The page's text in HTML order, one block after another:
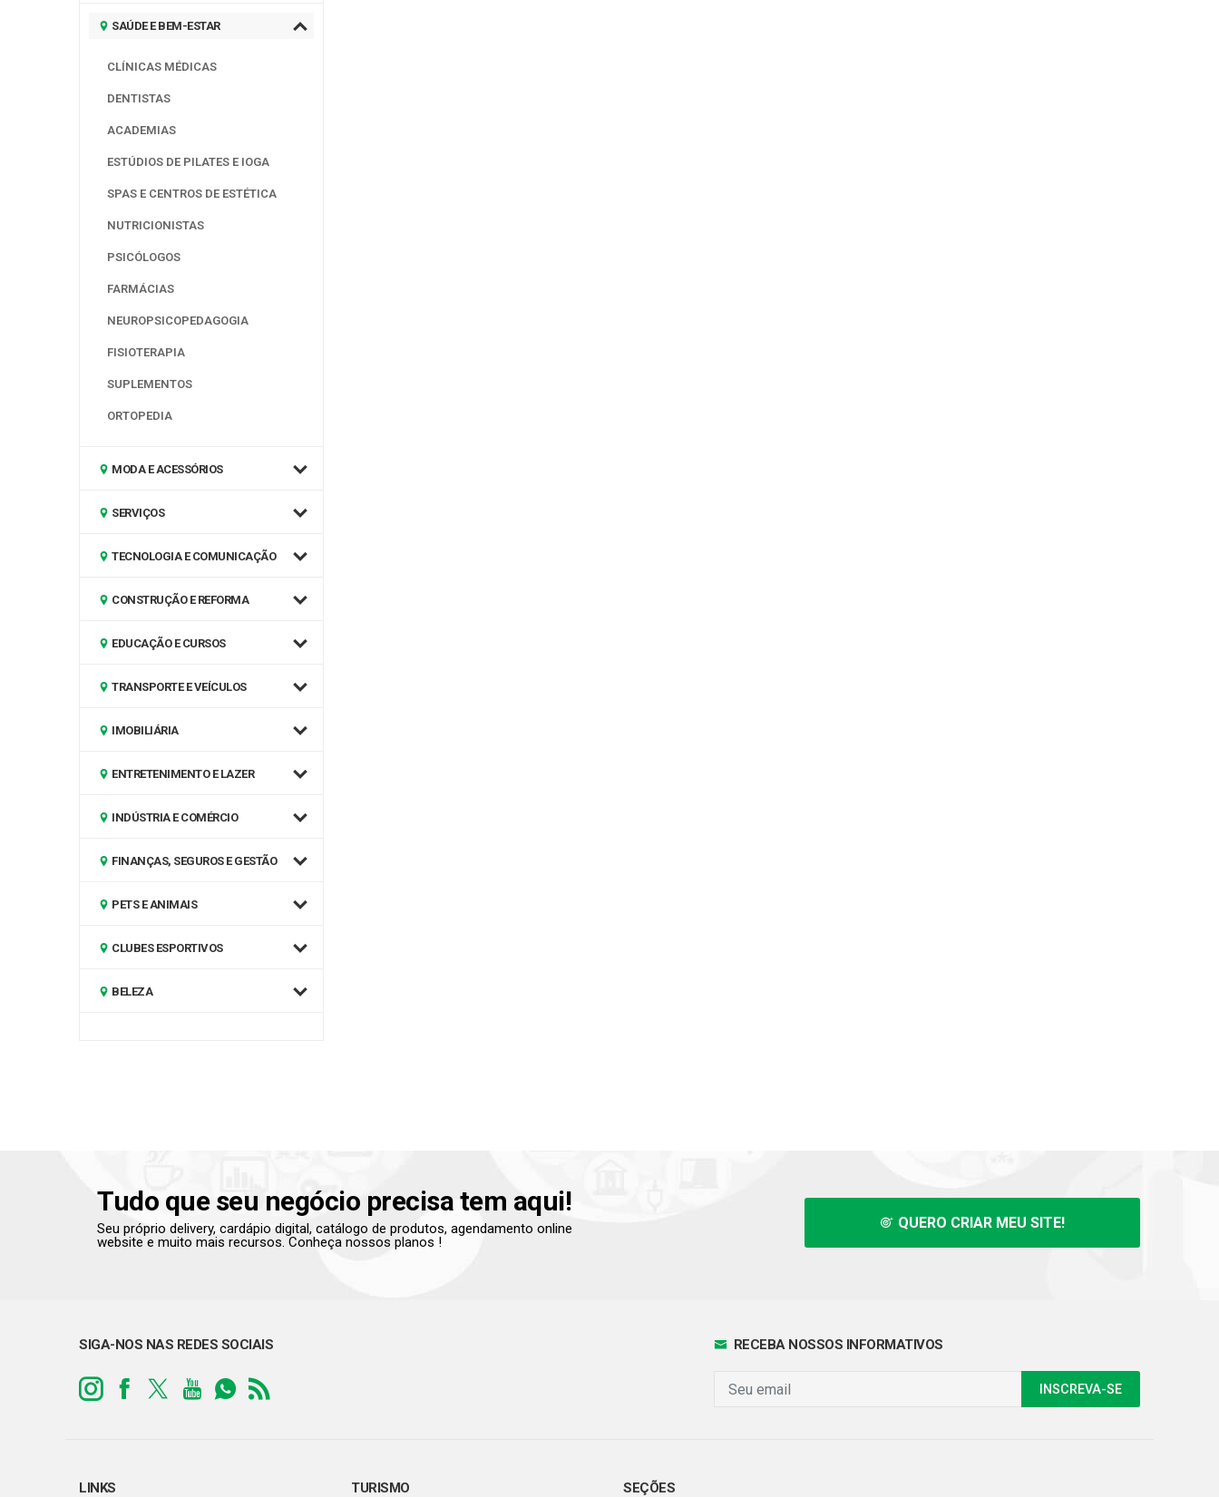
SAÚDE E BEM-ESTAR
CLÍNICAS MÉDICAS
DENTISTAS
ACADEMIAS
ESTÚDIOS DE PILATES E IOGA
SPAS E CENTROS DE ESTÉTICA
NUTRICIONISTAS
PSICÓLOGOS
FARMÁCIAS
NEUROPSICOPEDAGOGIA
FISIOTERAPIA
SUPLEMENTOS
ORTOPEDIA
MODA E ACESSÓRIOS
SERVIÇOS
TECNOLOGIA E COMUNICAÇÃO
CONSTRUÇÃO E REFORMA
EDUCAÇÃO E CURSOS
TRANSPORTE E VEÍCULOS
IMOBILIÁRIA
ENTRETENIMENTO E LAZER
INDÚSTRIA E COMÉRCIO
FINANÇAS, SEGUROS E GESTÃO
PETS E ANIMAIS
CLUBES ESPORTIVOS
BELEZA
Tudo que seu negócio precisa tem aqui!
Seu próprio delivery, cardápio digital, catálogo de produtos, agendamento online
website e muito mais recursos. Conheça nossos planos !
QUERO CRIAR MEU SITE!
SIGA-NOS NAS REDES SOCIAIS RECEBA NOSSOS INFORMATIVOS
INSCREVA-SE
LINKS TURISMO SEÇÕES